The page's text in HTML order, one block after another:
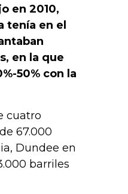
en 2010,
tenía en el
en la que
50% con la
cuatro
67.000
Dundee en
barriles